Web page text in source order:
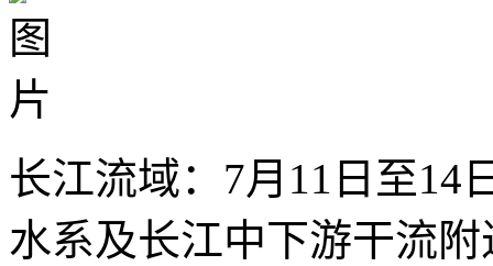
长江流域：7月11日至14
水系及长江中下游干流